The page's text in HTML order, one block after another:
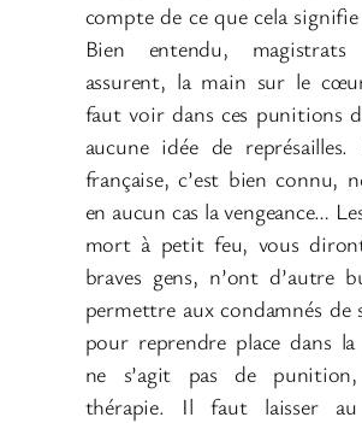
compte de ce que cela
Bien entendu,
assurent, la main sur le
faut voir dans ces punitions
aucune idée de
française, c’est bien connu,
en aucun cas la vengeance…
mort à petit feu, vous
braves gens, n’ont d’autre
permettre aux condamnés de
pour reprendre place dans
ne s’agit pas de
thérapie. Il faut laisser au